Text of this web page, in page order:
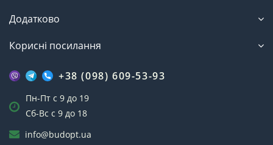
Додатково
Корисні посилання
+38 (098) 609-53-93
Пн-Пт с 9 до 19
Сб-Вс с 9 до 18
info@budopt.ua